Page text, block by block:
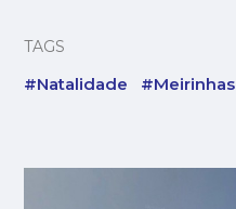
TAGS
#Natalidade #Meirinhas